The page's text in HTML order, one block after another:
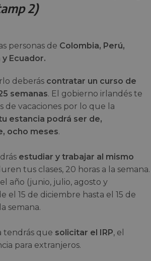
2)
personas de Colombia, Perú,
y Ecuador.
deberás contratar un curso de
semanas. El gobierno irlandés te
de vacaciones por lo que la
estancia podrá ser de,
ocho meses.
estudiar y trabajar al mismo
tus clases, 20 horas a la semana.
año (junio, julio, agosto y
el 15 de diciembre hasta el 15 de
semana.
tendrás que solicitar el IRP, el
para extranjeros.